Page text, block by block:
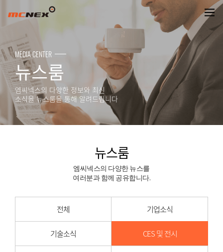
뉴스룸
MEDIA CENTER
뉴스룸
엠씨넥스의 다양한 정보와 최신
소식을 뉴스룸을 통해 알려드립니다
뉴스룸
엠씨넥스의 다양한 뉴스를
여러분과 함께 공유합니다.
전체 기업소식
기술소식 CES 및 전시